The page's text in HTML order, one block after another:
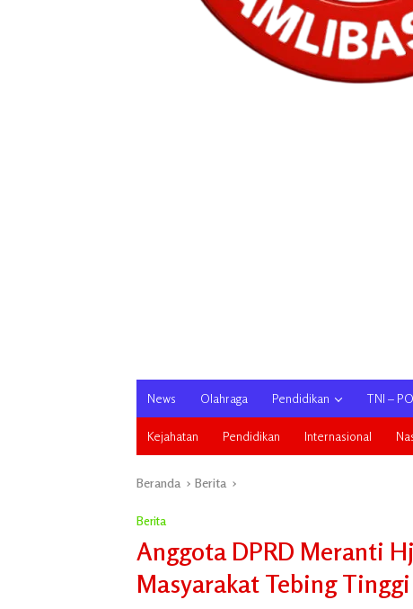
News Olahraga Pendidikan TNI –
Kejahatan Pendidikan Internasional
Beranda Berita
Berita
Anggota DPRD Meranti
Masyarakat Tebing Tinggi